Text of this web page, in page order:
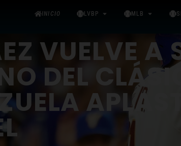
INICIO LVBP MLB
VUELVE A
DEL